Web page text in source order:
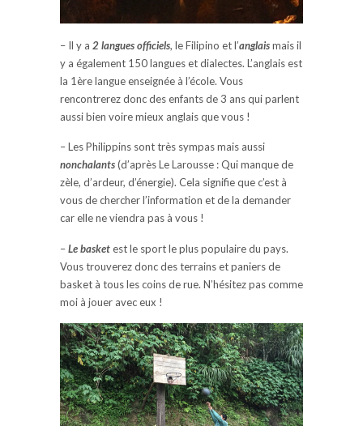
– Il y a 2 langues officiels, le Filipino et l’anglaismais il
y a également 150 langues et dialectes. L’anglais est
la 1ère langue enseignée à l’école. Vous
rencontrerez donc des enfants de 3 ans qui parlent
aussi bien voire mieux anglais que vous !
– Les Philippins sont très sympas mais aussi
nonchalants(d’après Le Larousse : Qui manque de
zèle, d’ardeur, d’énergie). Cela signifie que c’est à
vous de chercher l’information et de la demander
car elle ne viendra pas à vous !
–Le basketest le sport le plus populaire du pays.
Vous trouverez donc des terrains et paniers de
basket à tous les coins de rue. N’hésitez pas comme
moi à jouer avec eux !